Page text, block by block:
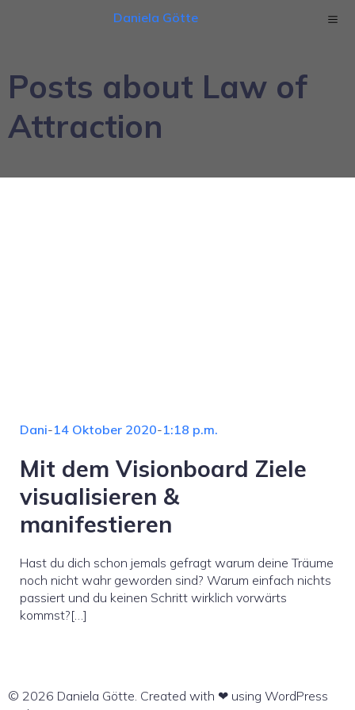
Daniela Götte
Posts about Law of
Attraction
Dani-14 Oktober 2020-1:18 p.m.
Mit dem Visionboard Ziele
visualisieren &
manifestieren
Hast du dich schon jemals gefragt warum deine Träume
noch nicht wahr geworden sind? Warum einfach nichts
passiert und du keinen Schritt wirklich vorwärts
kommst?[…]
© 2026 Daniela Götte. Created with ❤ using WordPress